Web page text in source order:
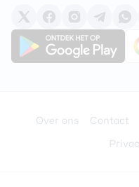
Over ons Contact